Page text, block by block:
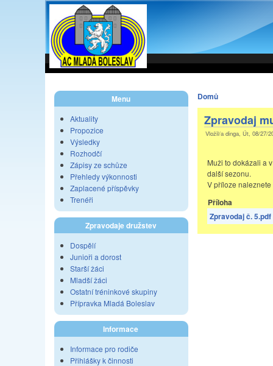
Menu
Aktuality
Propozice
Výsledky
Rozhodčí
Zápisy ze schůze
Přehledy výkonnosti
Zaplacené příspěvky
Trenéři
Zpravodaje družstev
Dospělí
Junioři a dorost
Starší žáci
Mladší žáci
Ostatní tréninkové skupiny
Přípravka Mladá Boleslav
Informace
Informace pro rodiče
Přihlášky k činnosti
Domů
Zpravodaj
Vložil/a dinga, Út, 08/27/
Muži to dokázali a
další sezonu.
V příloze
Příloha
Zpravodaj č. 5.pdf